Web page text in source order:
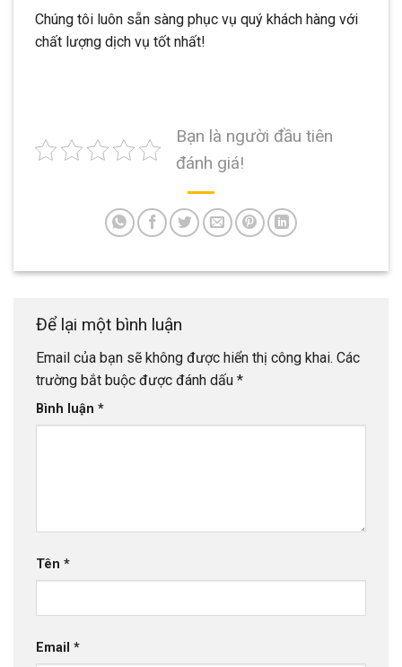
Chúng tôi luôn sẵn sàng phục vụ quý khách hàng với
chất lượng dịch vụ tốt nhất!
Bạn là người đầu tiên
đánh giá!
Để lại một bình luận
Email của bạn sẽ không được hiển thị công khai. Các
trường bắt buộc được đánh dấu *
Bình luận *
Tên *
Email *